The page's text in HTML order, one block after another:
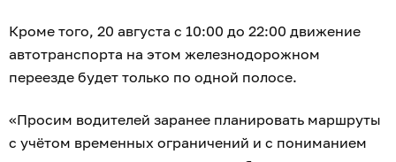
Кроме того, 20 августа с 10:00 до 22:00 движение
автотранспорта на этом железнодорожном
переезде будет только по одной полосе.
«Просим водителей заранее планировать маршруты
с учётом временных ограничений и с пониманием